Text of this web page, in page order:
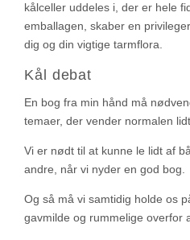
kålceller uddeles i, der er hele
emballagen, skaber en
dig og din vigtige tarmflora.
Kål debat
En bog fra min hånd må
temaer, der vender normalen
Vi er nødt til at kunne le lidt af
andre, når vi nyder en god bog.
Og så må vi samtidig holde os
gavmilde og rummelige overfor